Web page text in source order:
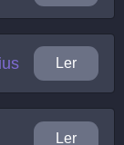
Ler
Ler